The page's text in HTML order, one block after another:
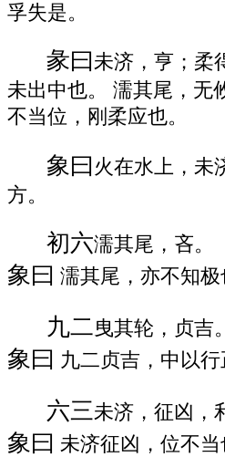
孚失是。
彖曰未济，亨；柔
未出中也。 濡其尾，无
不当位，刚柔应也。
象曰 火在水上，未
方。
初六濡其尾，吝。
象曰 濡其尾，亦不知极
九二曳其轮，贞吉。
象曰 九二贞吉，中以行
六三未济，征凶，
象曰 未济征凶，位不当